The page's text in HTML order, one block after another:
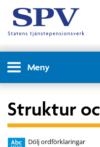
Meny
Struktur
Dölj ordförklaringar